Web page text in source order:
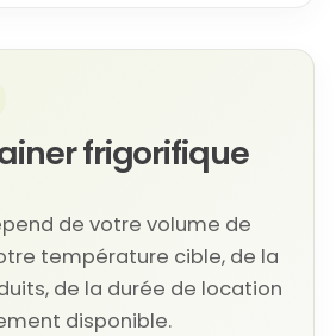
frigorifique
de votre volume de
température cible, de la
de la durée de location
disponible.